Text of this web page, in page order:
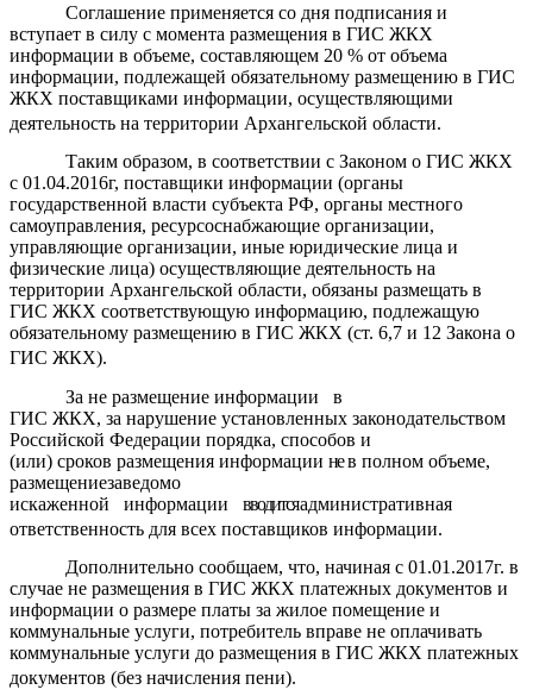
Соглашение применяется со дня подписания и
вступает в силу с момента размещения в ГИС ЖКХ
информации в объеме, составляющем 20 % от объема
информации, подлежащей обязательному размещению в ГИС
ЖКХ поставщиками информации, осуществляющими
деятельность на территории Архангельской области.
Таким образом, всоответствии с Законом о ГИС ЖКХ
с 01.04.2016г, поставщики информации (органы
государственной власти субъекта РФ, органы местного
самоуправления, ресурсоснабжающие организации,
управляющие организации, иные юридические лица и
физические лица) осуществляющие деятельность на
территории Архангельской области, обязаны размещать в
ГИС ЖКХ соответствующую информацию, подлежащую
обязательному размещению в ГИС ЖКХ (ст. 6,7 и 12 Закона о
ГИС ЖКХ).
Занеразмещение информациив
ГИС ЖКХ, за нарушение установленных законодательством
Российской Федерации порядка, способов и
(или) сроков размещения информации нев полном объеме,
размещениезаведомо
искаженной
информации вводитсяадминистративная
ответственность для всех поставщиков информации.
Дополнительно сообщаем, что, начиная с 01.01.2017г. в
случае не размещения в ГИС ЖКХ платежных документов и
информации о размере платы за жилое помещение и
коммунальные услуги, потребитель вправе не оплачивать
коммунальные услуги до размещения в ГИС ЖКХ платежных
документов (без начисления пени).